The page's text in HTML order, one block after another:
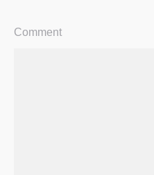
Comment